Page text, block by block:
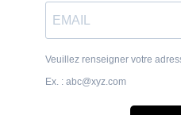
Veuillez renseigner votre
Ex. : abc@xyz.com